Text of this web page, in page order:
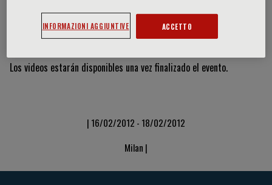
Vídeos y diapositivas
Los videos estarán disponibles una vez finalizado el evento.
| 16/02/2012 - 18/02/2012
Milan |
INFORMAZIONI AGGIUNTIVE ACCETTO